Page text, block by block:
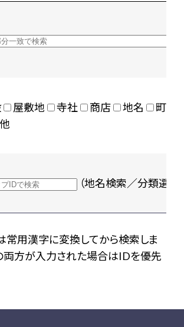
屋敷地 寺社 商店 地名
町村
（地名検索／分類選択
常用漢字に変換してから検索しま
両方が入力された場合はIDを優先